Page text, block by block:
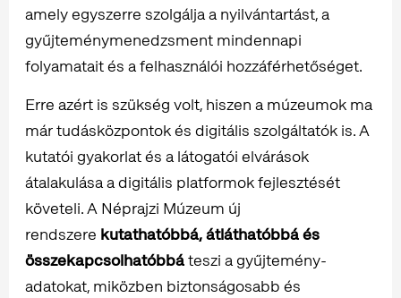
amely egyszerre szolgálja a nyilvántartást, a
gyűjteménymenedzsment mindennapi
folyamatait és a felhasználói hozzáférhetőséget.
Erre azért is szükség volt, hiszen a múzeumok ma
már tudásközpontok és digitális szolgáltatók is. A
kutatói gyakorlat és a látogatói elvárások
átalakulása a digitális platformok fejlesztését
követeli. A Néprajzi Múzeum új
rendszere kutathatóbbá, átláthatóbbá és
összekapcsolhatóbbáteszi a gyűjtemény-
adatokat, miközben biztonságosabb és